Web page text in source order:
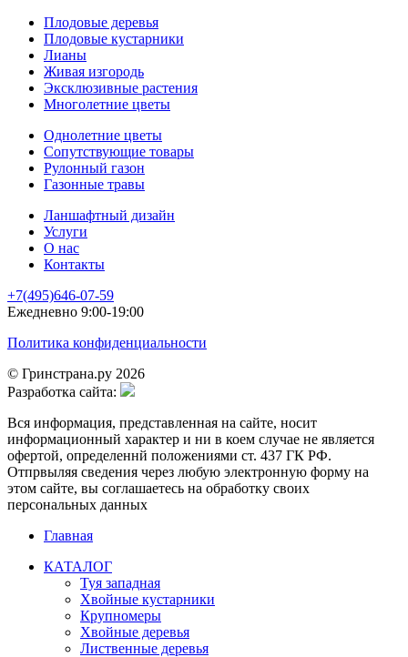
Плодовые деревья
Плодовые кустарники
Лианы
Живая изгородь
Эксклюзивные растения
Многолетние цветы
Однолетние цветы
Сопутствующие товары
Рулонный газон
Газонные травы
Ланшафтный дизайн
Услуги
О нас
Контакты
+7(495)646-07-59
Ежедневно 9:00-19:00
Политика конфиденциальности
© Гринстрана.ру 2026
Разработка сайта:
Вся информация, представленная на сайте, носит
информационный характер и ни в коем случае не является
офертой, определеннй положениями ст. 437 ГК РФ.
Отпрвыляя сведения через любую электронную форму на
этом сайте, вы соглашаетесь на обработку своих
персональных данных
Главная
КАТАЛОГ
Туя западная
Хвойные кустарники
Крупномеры
Хвойные деревья
Лиственные деревья